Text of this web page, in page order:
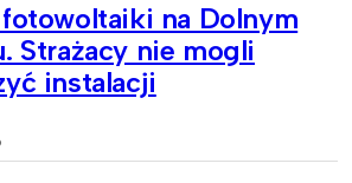
fotowoltaiki na Dolnym
Strażacy nie mogli
instalacji